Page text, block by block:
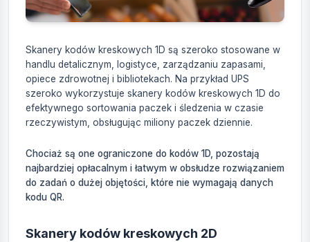
Skanery kodów kreskowych 1D są szeroko stosowane w
handlu detalicznym, logistyce, zarządzaniu zapasami,
opiece zdrowotnej i bibliotekach. Na przykład UPS
szeroko wykorzystuje skanery kodów kreskowych 1D do
efektywnego sortowania paczek i śledzenia w czasie
rzeczywistym, obsługując miliony paczek dziennie.
Chociaż są one ograniczone do kodów 1D, pozostają
najbardziej opłacalnym i łatwym w obsłudze rozwiązaniem
do zadań o dużej objętości, które nie wymagają danych
kodu QR.
Skanery kodów kreskowych 2D